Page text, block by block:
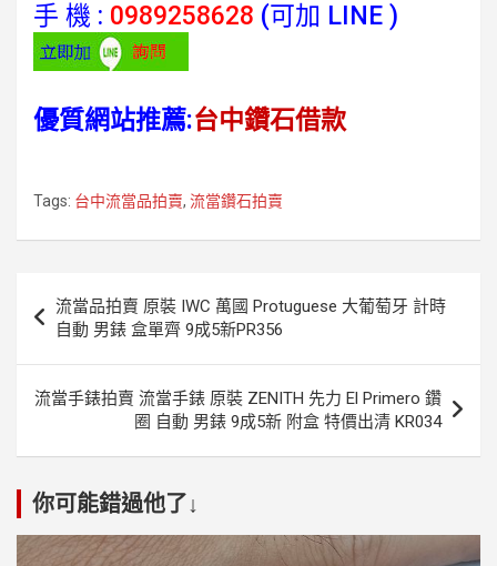
手 機 : 0989258628 (可加 LINE )
優質網站推薦:台中鑽石借款
Tags: 台中流當品拍賣, 流當鑽石拍賣
章
導
覽
流當品拍賣 原裝 IWC 萬國 Protuguese 大葡萄牙 計時
自動 男錶 盒單齊 9成5新PR356
流當手錶拍賣 流當手錶 原裝 ZENITH 先力 El Primero 鑽
圈 自動 男錶 9成5新 附盒 特價出清 KR034
你可能錯過他了↓